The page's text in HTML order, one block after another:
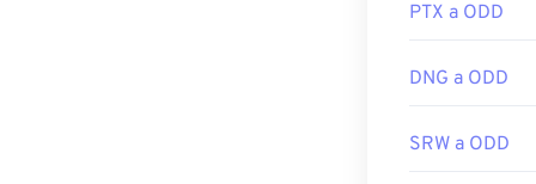
https://
PTX a ODD
DNG a ODD
SRW a ODD